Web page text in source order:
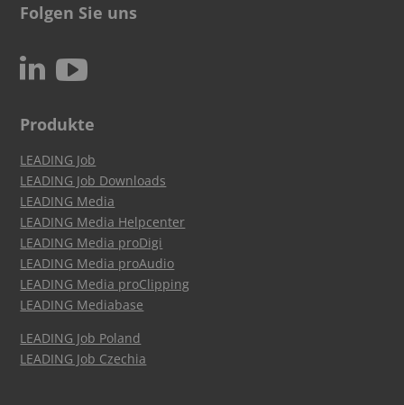
Folgen Sie uns
N c
Produkte
LEADING Job
LEADING Job Downloads
LEADING Media
LEADING Media Helpcenter
LEADING Media proDigi
LEADING Media proAudio
LEADING Media proClipping
LEADING Mediabase
LEADING Job Poland
LEADING Job Czechia